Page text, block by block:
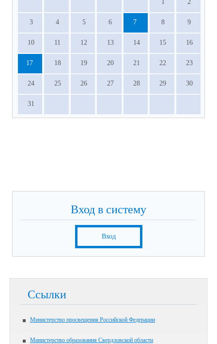
2
3 4 5 6 7 8 9
10 11 12 13 14 15 16
17 18 19 20 21 22 23
24 25 26 27 28 29 30
31
Вход в систему
Вход
Ссылки
Министерство просвещения Российской Федерации
Министерство образования Свердловской области